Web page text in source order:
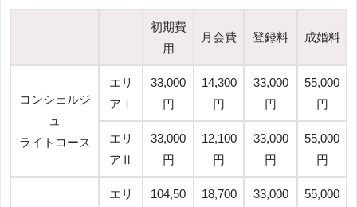
初期費
用
月会費 登録料 成婚料
コンシェルジ
ュ
ライトコース
エリ
アⅠ
33,000
円
14,300
円
33,000
円
55,000
円
エリ
アⅡ
33,000
円
12,100
円
33,000
円
55,000
円
エリ
104,50
18,700
33,000
55,000